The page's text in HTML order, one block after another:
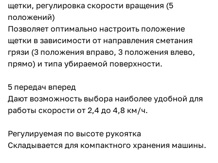
щетки, регулировка скорости вращения (5
положений)
Позволяет оптимально настроить положение
щетки в зависимости от направления сметания
грязи (3 положения вправо, 3 положения влево,
прямо) и типа убираемой поверхности.
5 передач вперед
Дают возможность выбора наиболее удобной для
работы скорости от 2,4 до 4,8 км/ч.
Регулируемая по высоте рукоятка
Складывается для компактного хранения машины.